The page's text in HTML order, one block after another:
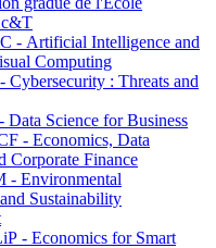
- Artificial Intelligence and
Computing
: Threats and
Science for Business
- Economics, Data
Corporate Finance
- Environmental
Sustainability
- Economics for Smart